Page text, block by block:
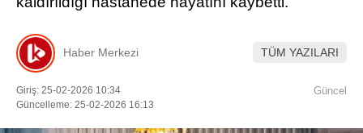
VEFAT Haber Merkezi TÜM YAZILARI
Giriş: 25-02-2026 10:34
Güncelleme: 25-02-2026 16:13
Güncel